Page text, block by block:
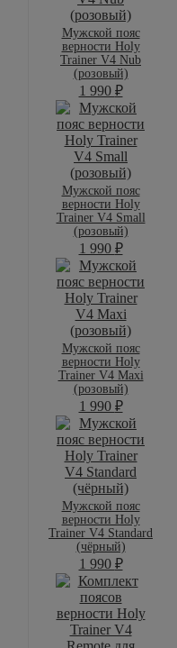
Мужской пояс
верности Holy
Trainer V4 Nub
(розовый)
1 990 ₽
Мужской пояс
верности Holy
Trainer V4 Small
(розовый)
1 990 ₽
Мужской пояс
верности Holy
Trainer V4 Maxi
(розовый)
1 990 ₽
Мужской пояс
верности Holy
Trainer V4 Standard
(чёрный)
1 990 ₽